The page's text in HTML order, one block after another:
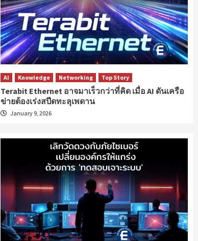
AI Knowledge Networking Top Story
Terabit Ethernet อาจมาเร็วกว่าที่คิด เมื่อ AI ดันเครือ
ข่ายต้องเร่งสปีดทะลุเพดาน
January 9, 2026